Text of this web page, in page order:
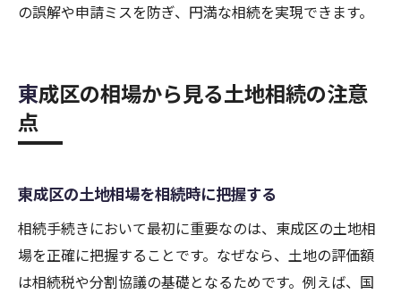
の誤解や申請ミスを防ぎ、円満な相続を実現できます。
東成区の相場から見る土地相続の注意
点
東成区の土地相場を相続時に把握する
相続手続きにおいて最初に重要なのは、東成区の土地相
場を正確に把握することです。なぜなら、土地の評価額
は相続税や分割協議の基礎となるためです。例えば、国